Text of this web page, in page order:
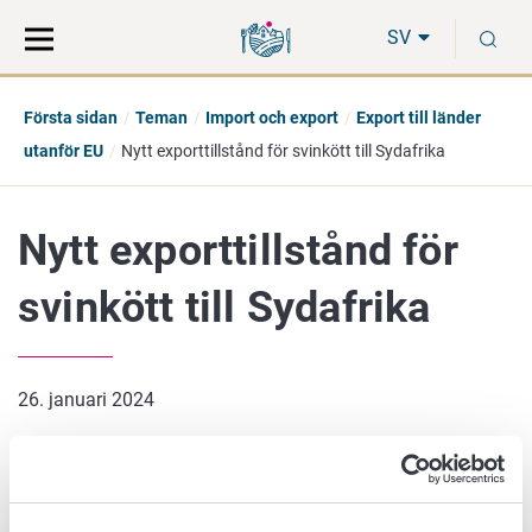
direkt
till
på
hela
SV
Första sidan Teman Import och export
Export till länder
utanför EU
Nytt exporttillstånd för svinkött till Sydafrika
Nytt exporttillstånd för
svinkött till Sydafrika
26. januari 2024
Finland och Sydafrika har avtalat om villkoren för export av